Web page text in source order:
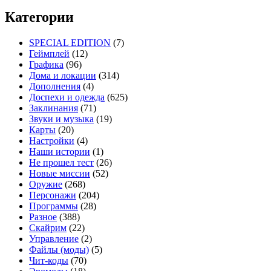
Категории
SPECIAL EDITION (7)
Геймплей (12)
Графика (96)
Дома и локации (314)
Дополнения (4)
Доспехи и одежда (625)
Заклинания (71)
Звуки и музыка (19)
Карты (20)
Настройки (4)
Наши истории (1)
Не прошел тест (26)
Новые миссии (52)
Оружие (268)
Персонажи (204)
Программы (28)
Разное (388)
Скайрим (22)
Управление (2)
Файлы (моды) (5)
Чит-коды (70)